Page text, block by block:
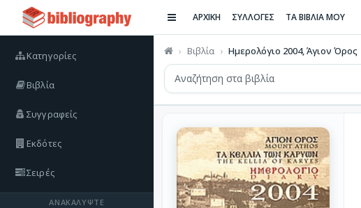
Κατηγορίες
Βιβλία
Συγγραφείς
Εκδότες
Σειρές
ΑΝΑΚΑΛΎΨΤΕ
ΑΡΧΙΚΗ ΣΥΛΛΟΓΕΣ ΤΑ ΒΙΒΛΙΑ ΜΟΥ
Βιβλία Ημερολόγιο 2004, Άγιον Όρος